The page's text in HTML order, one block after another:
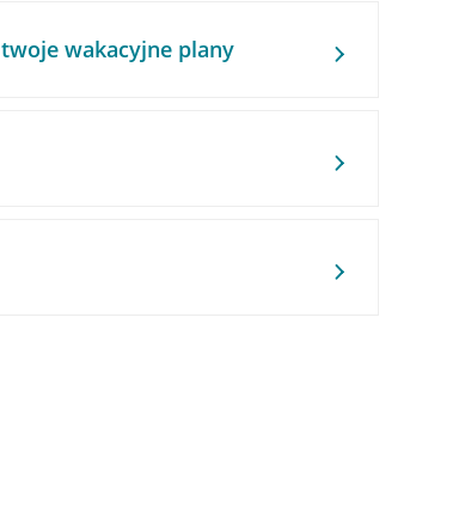
wakacyjne plany